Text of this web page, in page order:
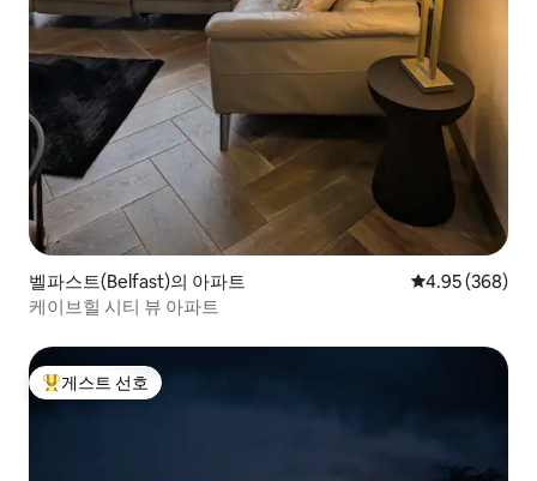
벨파스트(Belfast)의 아파트 평점 4.95점(5
4.95 (368)
케이브힐 시티 뷰 아파트
상위 게스트 선호
게스트 선호